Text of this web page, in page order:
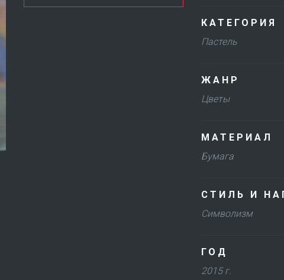
КАТЕГОРИЯ
Пастель
ЖАНР
Цветы
МАТЕРИАЛ
Бумага
СТИЛЬ И
Символизм
ГОД
2015 г.